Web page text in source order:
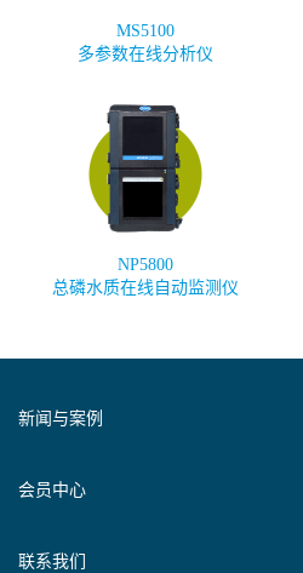
MS5100
多参数在线分析仪
NP5800
总磷水质在线自动监测仪
新闻与案例
会员中心
联系我们